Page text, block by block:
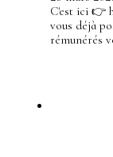
C'est ici 👉
vous déjà
rémunérés